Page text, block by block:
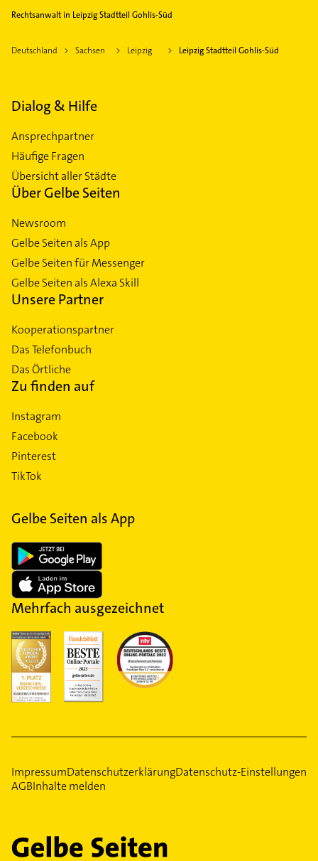
Rechtsanwalt in Leipzig Stadtteil Gohlis-Süd
Deutschland Sachsen Leipzig Leipzig Stadtteil Gohlis-Süd
Dialog & Hilfe
Ansprechpartner
Häufige Fragen
Übersicht aller Städte
Über Gelbe Seiten
Newsroom
Gelbe Seiten als App
Gelbe Seiten für Messenger
Gelbe Seiten als Alexa Skill
Unsere Partner
Kooperationspartner
Das Telefonbuch
Das Örtliche
Zu finden auf
Instagram
Facebook
Pinterest
TikTok
Gelbe Seiten als App
Mehrfach ausgezeichnet
ImpressumDatenschutzerklärungDatenschutz-Einstellungen
AGBInhalte melden